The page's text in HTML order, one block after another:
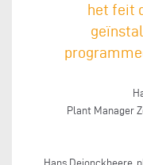
het feit
Plant Manager